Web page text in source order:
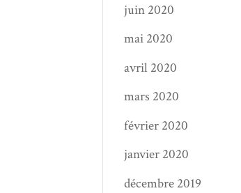
juin 2020
mai 2020
avril 2020
mars 2020
février 2020
janvier 2020
décembre 2019